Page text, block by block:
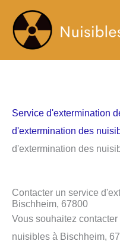
contenu
Service d'extermination
d'extermination des
d'extermination des
Contacter un service
Bischheim, 67800
Vous souhaitez
nuisibles à Bischheim,